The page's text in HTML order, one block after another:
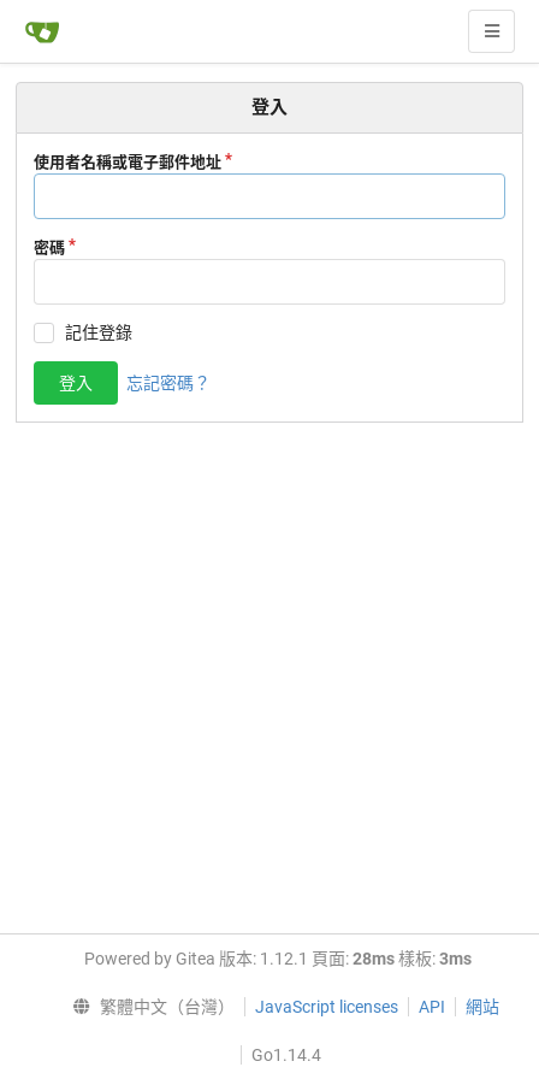
登入
使用者名稱或電子郵件地址
密碼
記住登錄
登入 忘記密碼？
Powered by Gitea 版本: 1.12.1 頁面:28ms樣板:3ms
繁體中文（台灣） JavaScript licenses API 網站
Go1.14.4